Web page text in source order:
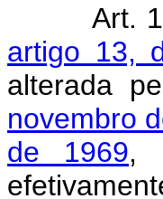
Art.
artigo 13,
alterada
novembro
de 1969,